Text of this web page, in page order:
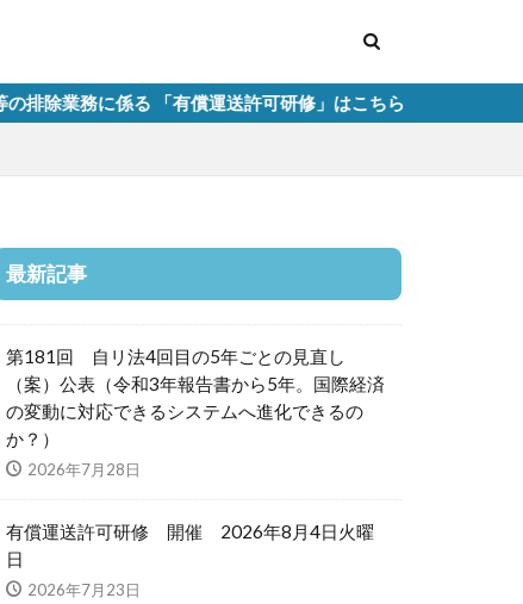
償運送許可研修」はこちら
最新記事
第181回 自リ法4回目の5年ごとの見直し
（案）公表（令和3年報告書から5年。国際経済
の変動に対応できるシステムへ進化できるの
か？）
2026年7月28日
有償運送許可研修 開催 2026年8月4日火曜
日
2026年7月23日